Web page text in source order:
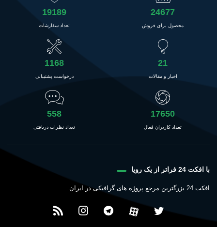
24677
محصول برای فروش
19189
تعداد سفارشات
21
اخبار و مقالات
1168
درخواست پشتیبانی
17650
تعداد کاربران فعال
558
تعداد نظرات دریافتی
با افکت 24 فراتر از یک رویا
افکت 24 بزرگترین مرجع پروژه های گرافیکی در ایران